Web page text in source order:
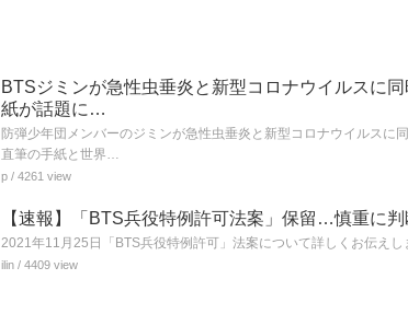
BTSジミンが急性虫垂炎と新型コロナウイルスに
紙が話題に…
防弾少年団メンバーのジミンが急性虫垂炎と新型コロナウイルスに
直筆の手紙と世界…
p / 4261 view
【速報】「BTS兵役特例許可法案」保留…慎重に
2021年11月25日「BTS兵役特例許可」法案について詳しくお伝えし
ilin / 4409 view